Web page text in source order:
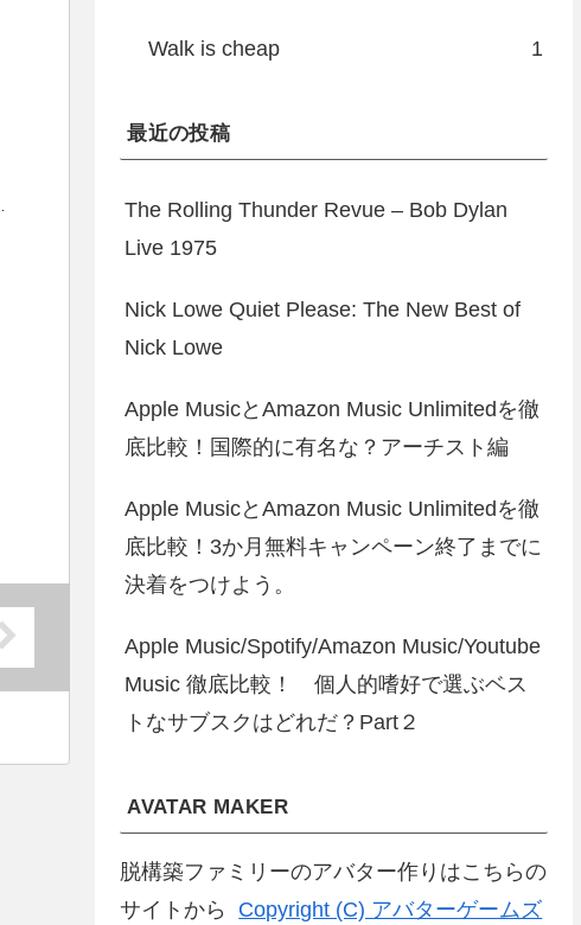
Walk is cheap 1
最近の投稿
The Rolling Thunder Revue – Bob Dylan
Live 1975
Nick Lowe Quiet Please: The New Best of
Nick Lowe
Apple MusicとAmazon Music Unlimitedを徹
底比較！国際的に有名な？アーチスト編
Apple MusicとAmazon Music Unlimitedを徹
底比較！3か月無料キャンペーン終了までに
決着をつけよう。
Apple Music/Spotify/Amazon Music/Youtube
Music 徹底比較！ 個人的嗜好で選ぶベス
トなサブスクはどれだ？Part２
AVATAR MAKER
脱構築ファミリーのアバター作りはこちらの
サイトから
Copyright (C) アバターゲームズ